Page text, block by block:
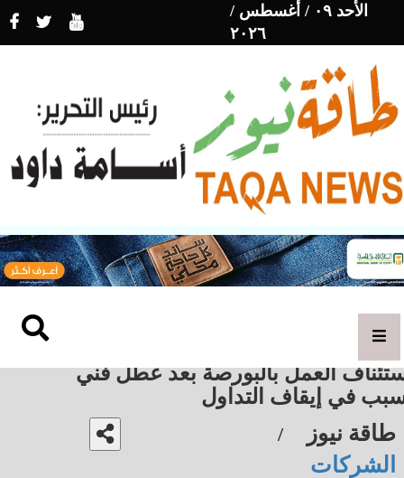
الأحد ٠٩ / أغسطس /
٢٠٢٦
العمل بالبورصة بعد عطل فني
في إيقاف التداول
طاقة نيوز /
الشركات